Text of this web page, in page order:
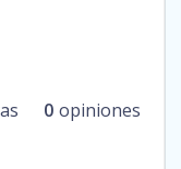
0 opiniones